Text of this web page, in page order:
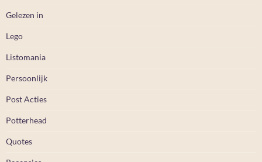
Gelezen in
Lego
Listomania
Persoonlijk
Post Acties
Potterhead
Quotes